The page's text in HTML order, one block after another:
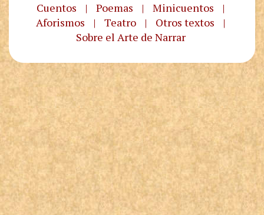
Cuentos | Poemas | Minicuentos
|
Aforismos
| Teatro | Otros textos
|
Sobre el Arte de Narrar